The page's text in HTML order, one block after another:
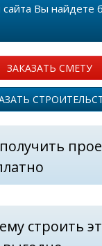
сайта Вы найдете
ЗАКАЗАТЬ СМЕТУ
строить